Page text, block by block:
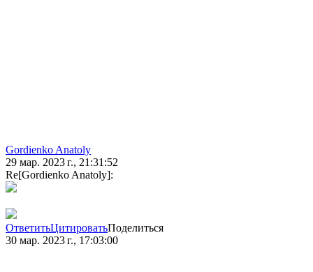
Gordienko Anatoly
29 мар. 2023 г., 21:31:52
Re[Gordienko Anatoly]:
ОтветитьЦитироватьПоделиться
30 мар. 2023 г., 17:03:00